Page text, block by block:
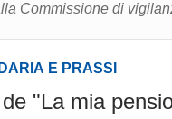
E PRASSI
"La mia